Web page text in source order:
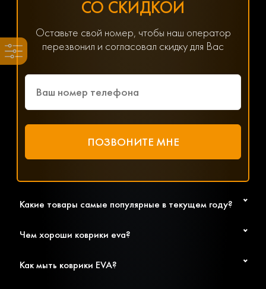
Хотите получить помощь в подборе товаров? Наш
специалист всегда на связи! Позвоните по телефону
8(800) 600-89-40, 8(495) 445-55-08 или напишите в
мессенджер WhatsApp, Viber или Telegram. Менеджер
решит любой возникший вопрос, связанный с
параметрами, ценой и доставкой.
СО СКИДКОЙ
Оставьте свой номер, чтобы наш оператор
перезвонил и согласовал скидку для Вас
Какие товары самые популярные в текущем году?
Чем хороши коврики eva?
Как мыть коврики EVA?